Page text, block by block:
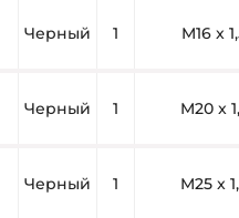
Черный 1 M16 x
Черный 1 M20 x
Черный 1 M25 x